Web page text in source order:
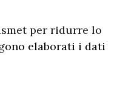
per ridurre lo
elaborati i dati